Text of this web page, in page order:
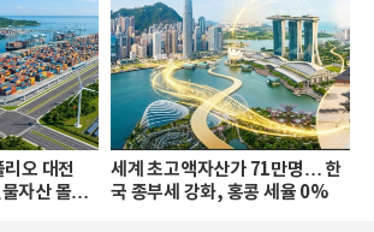
오 대전
자산 몰린
세계 초고액자산가 71만명… 한
국 종부세 강화, 홍콩 세율 0%